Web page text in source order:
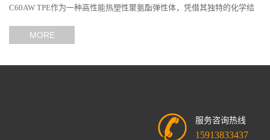
C60AW TPE作为一种高性能热塑性聚氨酯弹性体，凭借其独特的化学结
MORE
服务咨询热线
15913833437